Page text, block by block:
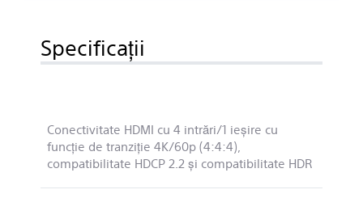
Specificaţii
Conectivitate HDMI cu 4 intrări/1 ieşire cu
funcţie de tranziţie 4K/60p (4:4:4),
compatibilitate HDCP 2.2 şi compatibilitate HDR